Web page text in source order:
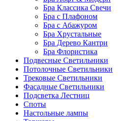
Бра Классика Свечи
Бра с Плафоном
Бра с Абажуром
Бра Хрустальные
Бра Дерево Кантри
Бра Флористика
Подвесные Светильники
Потолочные Светильники
Трековые Светильники
Фасадные Светильники
Подсветка Лестниц
Споты
Настольные лампы